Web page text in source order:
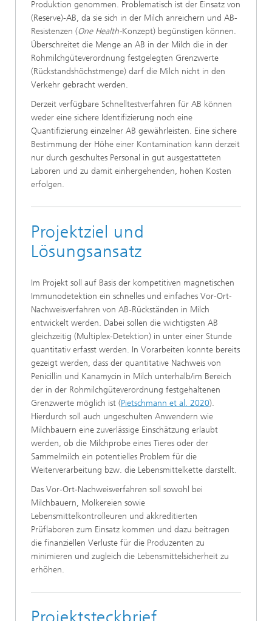
Produktion genommen. Problematisch ist der Einsatz von
(Reserve)-AB, da sie sich in der Milch anreichern und AB-
Resistenzen (One Health-Konzept) begünstigen können.
Überschreitet die Menge an AB in der Milch die in der
Rohmilchgüteverordnung festgelegten Grenzwerte
(Rückstandshöchstmenge) darf die Milch nicht in den
Verkehr gebracht werden.
Derzeit verfügbare Schnelltestverfahren für AB können
weder eine sichere Identifizierung noch eine
Quantifizierung einzelner AB gewährleisten. Eine sichere
Bestimmung der Höhe einer Kontamination kann derzeit
nur durch geschultes Personal in gut ausgestatteten
Laboren und zu damit einhergehenden, hohen Kosten
erfolgen.
Projektziel und
Lösungsansatz
Im Projekt soll auf Basis der kompetitiven magnetischen
Immunodetektion ein schnelles und einfaches Vor-Ort-
Nachweisverfahren von AB-Rückständen in Milch
entwickelt werden. Dabei sollen die wichtigsten AB
gleichzeitig (Multiplex-Detektion) in unter einer Stunde
quantitativ erfasst werden. In Vorarbeiten konnte bereits
gezeigt werden, dass der quantitative Nachweis von
Penicillin und Kanamycin in Milch unterhalb/im Bereich
der in der Rohmilchgüteverordnung festgehaltenen
Grenzwerte möglich ist (Pietschmann et al. 2020).
Hierdurch soll auch ungeschulten Anwendern wie
Milchbauern eine zuverlässige Einschätzung erlaubt
werden, ob die Milchprobe eines Tieres oder der
Sammelmilch ein potentielles Problem für die
Weiterverarbeitung bzw. die Lebensmittelkette darstellt.
Das Vor-Ort-Nachweisverfahren soll sowohl bei
Milchbauern, Molkereien sowie
Lebensmittelkontrolleuren und akkreditierten
Prüflaboren zum Einsatz kommen und dazu beitragen
die finanziellen Verluste für die Produzenten zu
minimieren und zugleich die Lebensmittelsicherheit zu
erhöhen.